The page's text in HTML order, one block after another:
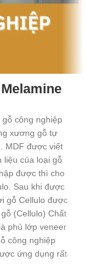
công nghiệp
xương gỗ tự
MDF được viết
liệu của loại gỗ
được thì cho
Sau khi được
gỗ Cellulo được
(Cellulo) Chất
phủ lớp veneer
công nghiệp
ứng dụng rất